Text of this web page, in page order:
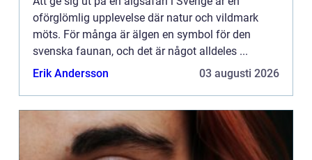
oförglömlig upplevelse där natur och vildmark
möts. För många är älgen en symbol för den
svenska faunan, och det är något alldeles ...
Erik Andersson
03 augusti 2026